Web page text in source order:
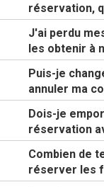
réservation,
J'ai perdu
les obtenir à
Puis-je
annuler ma
Dois-je
réservation
Combien de
réserver les